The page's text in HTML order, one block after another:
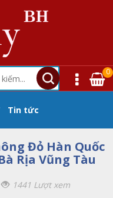
0
Tin tức
Đỏ Hàn Quốc
Rịa Vũng Tàu
1441 Lượt xem